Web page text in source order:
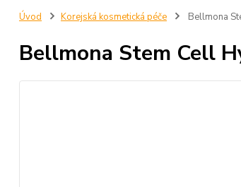
Úvod Korejská kosmetická péče Bellmona
Bellmona Stem Cell